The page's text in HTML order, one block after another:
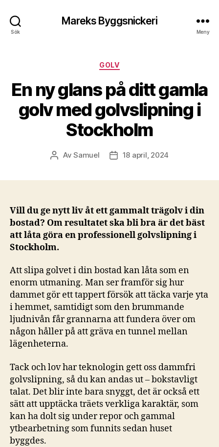
Sök
Mareks Byggsnickeri
Meny
Kategorier
GOLV
En ny glans på ditt gamla
golv med golvslipning i
Stockholm
Inläggsförfattare
AvSamuel Inläggsdatum
18 april, 2024
Vill du ge nytt liv åt ett gammalt trägolv i din
bostad? Om resultatet ska bli bra är det bäst
att låta göra en professionell golvslipning i
Stockholm.
Att slipa golvet i din bostad kan låta som en
enorm utmaning. Man ser framför sig hur
dammet gör ett tappert försök att täcka varje yta
i hemmet, samtidigt som den brummande
ljudnivån får grannarna att fundera över om
någon håller på att gräva en tunnel mellan
lägenheterna.
Tack och lov har teknologin gett oss dammfri
golvslipning, så du kan andas ut – bokstavligt
talat. Det blir inte bara snyggt, det är också ett
sätt att upptäcka träets verkliga karaktär, som
kan ha dolt sig under repor och gammal
ytbearbetning som funnits sedan huset
byggdes.